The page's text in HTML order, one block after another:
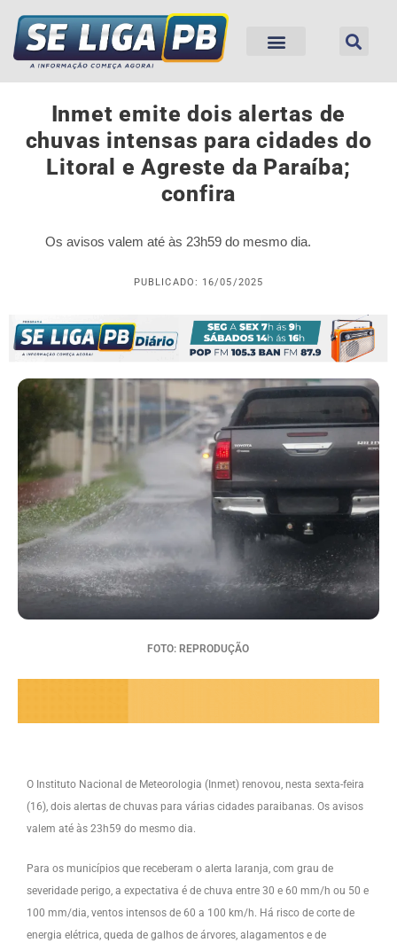
Inmet emite dois alertas de
chuvas intensas para cidades do
Litoral e Agreste da Paraíba;
confira
Os avisos valem até às 23h59 do mesmo dia.
PUBLICADO: 16/05/2025
FOTO: REPRODUÇÃO
O Instituto Nacional de Meteorologia (Inmet) renovou, nesta sexta-feira
(16), dois alertas de chuvas para várias cidades paraibanas. Os avisos
valem até às 23h59 do mesmo dia.
Para os municípios que receberam o alerta laranja, com grau de
severidade perigo, a expectativa é de chuva entre 30 e 60 mm/h ou 50 e
100 mm/dia, ventos intensos de 60 a 100 km/h. Há risco de corte de
energia elétrica, queda de galhos de árvores, alagamentos e de